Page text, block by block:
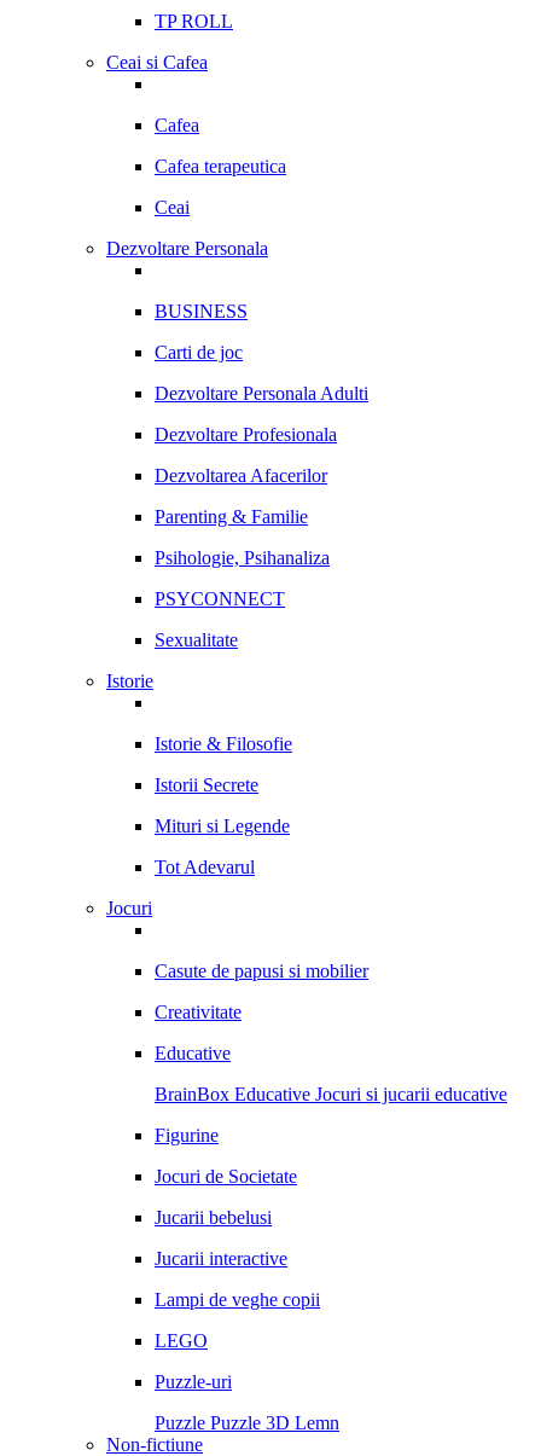
TP ROLL
Ceai si Cafea
Cafea
Cafea terapeutica
Ceai
Dezvoltare Personala
BUSINESS
Carti de joc
Dezvoltare Personala Adulti
Dezvoltare Profesionala
Dezvoltarea Afacerilor
Parenting & Familie
Psihologie, Psihanaliza
PSYCONNECT
Sexualitate
Istorie
Istorie & Filosofie
Istorii Secrete
Mituri si Legende
Tot Adevarul
Jocuri
Casute de papusi si mobilier
Creativitate
Educative
BrainBox Educative Jocuri si jucarii educative
Figurine
Jocuri de Societate
Jucarii bebelusi
Jucarii interactive
Lampi de veghe copii
LEGO
Puzzle-uri
Puzzle Puzzle 3D Lemn
Non-fictiune